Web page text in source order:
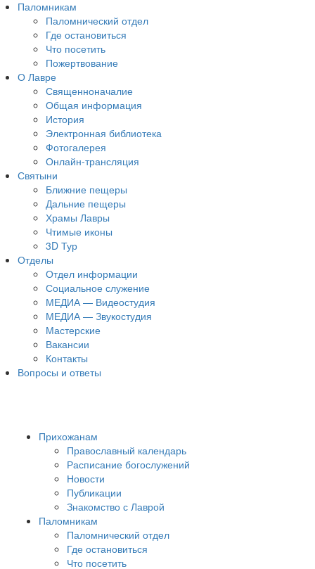
Паломникам
Паломнический отдел
Где остановиться
Что посетить
Пожертвование
О Лавре
Священноначалие
Общая информация
История
Электронная библиотека
Фотогалерея
Онлайн-трансляция
Святыни
Ближние пещеры
Дальние пещеры
Храмы Лавры
Чтимые иконы
3D Тур
Отделы
Отдел информации
Социальное служение
МЕДИА — Видеостудия
МЕДИА — Звукостудия
Мастерские
Вакансии
Контакты
Вопросы и ответы
Прихожанам
Православный календарь
Расписание богослужений
Новости
Публикации
Знакомство с Лаврой
Паломникам
Паломнический отдел
Где остановиться
Что посетить